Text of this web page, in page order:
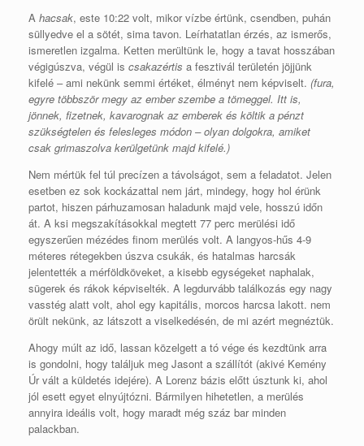
A hacsak, este 10:22 volt, mikor vízbe értünk, csendben, puhán
süllyedve el a sötét, sima tavon. Leírhatatlan érzés, az ismerős,
ismeretlen izgalma. Ketten merültünk le, hogy a tavat hosszában
végigúszva, végül is csakazértis a fesztivál területén jöjjünk
kifelé – ami nekünk semmi értéket, élményt nem képviselt. (fura,
egyre többször megy az ember szembe a tömeggel. Itt is,
jönnek, fizetnek, kavarognak az emberek és költik a pénzt
szükségtelen és felesleges módon – olyan dolgokra, amiket
csak grimaszolva kerülgetünk majd kifelé.)
Nem mértük fel túl precízen a távolságot, sem a feladatot. Jelen
esetben ez sok kockázattal nem járt, mindegy, hogy hol érünk
partot, hiszen párhuzamosan haladunk majd vele, hosszú időn
át. A ksi megszakításokkal megtett 77 perc merülési idő
egyszerűen mézédes finom merülés volt. A langyos-hűs 4-9
méteres rétegekben úszva csukák, és hatalmas harcsák
jelentették a mérföldköveket, a kisebb egységeket naphalak,
sügerek és rákok képviselték. A legdurvább találkozás egy nagy
vasstég alatt volt, ahol egy kapitális, morcos harcsa lakott. nem
örült nekünk, az látszott a viselkedésén, de mi azért megnéztük.
Ahogy múlt az idő, lassan közelgett a tó vége és kezdtünk arra
is gondolni, hogy találjuk meg Jasont a szállítót (akivé Kemény
Úr vált a küldetés idejére). A Lorenz bázis előtt úsztunk ki, ahol
jól esett egyet elnyújtózni. Bármilyen hihetetlen, a merülés
annyira ideális volt, hogy maradt még száz bar minden
palackban.